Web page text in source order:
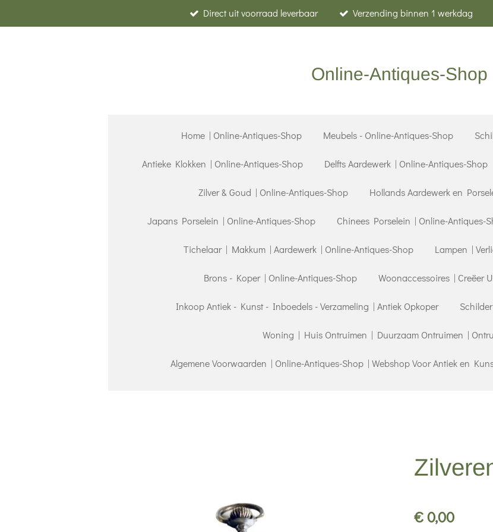
direct
Direct uit voorraad leverbaar Verzending binnen 1 werkdag
Online-Antiques-Shop
Home | Online-Antiques-Shop Meubels - Online-Antiques-Shop
Antieke Klokken | Online-Antiques-Shop Delfts Aardewerk | Online-Antiques-Shop
Zilver & Goud | Online-Antiques-Shop Hollands Aardewerk en
Japans Porselein | Online-Antiques-Shop Chinees Porselein | Online-Antiques-
Tichelaar | Makkum | Aardewerk | Online-Antiques-Shop Lampen |
Brons - Koper | Online-Antiques-Shop Woonaccessoires | Creëer
Inkoop Antiek - Kunst - Inboedels - Verzameling | Antiek Opkoper
Woning | Huis Ontruimen | Duurzaam Ontruimen |
Algemene Voorwaarden | Online-Antiques-Shop | Webshop Voor Antiek en
€ 0,00